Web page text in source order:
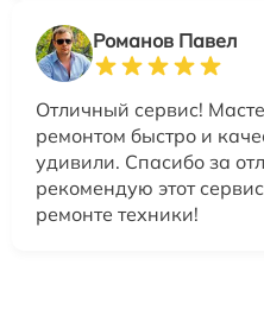
Романов Павел
Отличный сервис!
ремонтом быстро и
удивили. Спасибо за
рекомендую этот
ремонте техники!